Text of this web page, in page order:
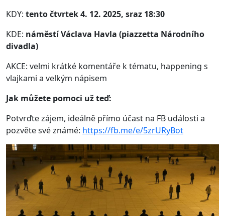
KDY: tento čtvrtek 4. 12. 2025, sraz 18:30
KDE: náměstí Václava Havla (piazzetta Národního
divadla)
AKCE: velmi krátké komentáře k tématu, happening s
vlajkami a velkým nápisem
Jak můžete pomoci už teď:
Potvrďte zájem, ideálně přímo účast na FB události a
pozvěte své známé: https://fb.me/e/5zrURyBot